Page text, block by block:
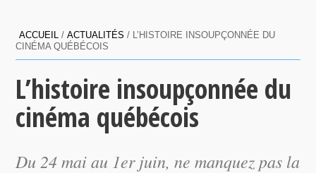
ACCUEIL /ACTUALITÉS / L’HISTOIRE INSOUPÇONNÉE DU
CINÉMA QUÉBÉCOIS
L’histoire insoupçonnée du
cinéma québécois
Du 24 mai au 1er juin, ne manquez pas la